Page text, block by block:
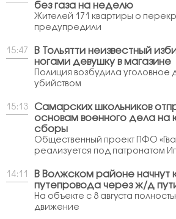
без газа на неделю
Жителей 171 квартиры о
предупредили
15:47
В Тольятти неизвестный
ногами девушку в магазине
Полиция возбудила уголовное
убийством
15:13
Самарских школьников
основам военного дела
сборы
Общественный проект ПФО
реализуется под патронатом
14:11
В Волжском районе начнут
путепровода через ж/д
На объекте с 8 августа
движение